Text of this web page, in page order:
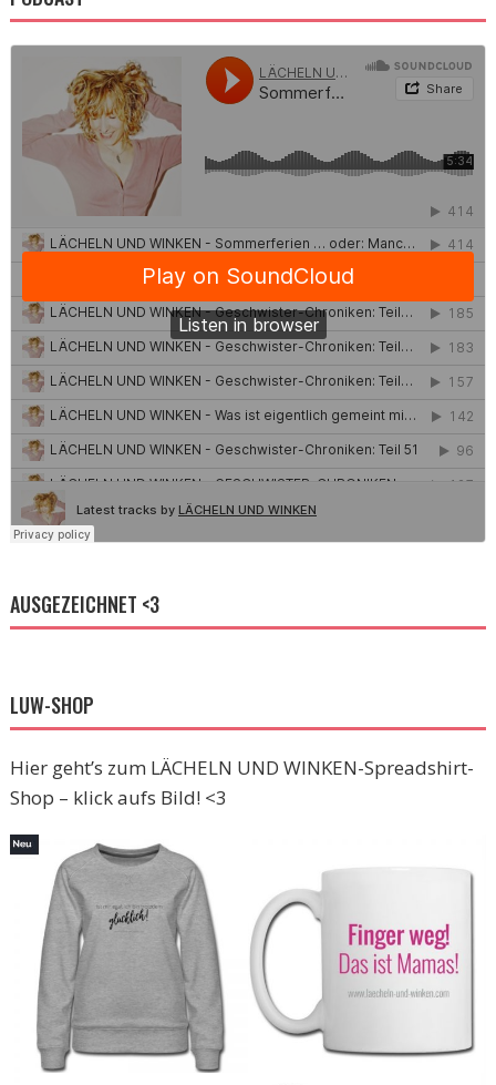
AUSGEZEICHNET <3
LUW-SHOP
Hier geht’s zum LÄCHELN UND WINKEN-Spreadshirt-
Shop – klick aufs Bild! <3